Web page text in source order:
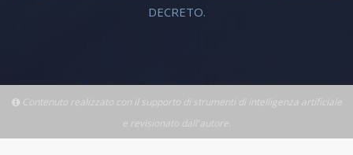
DECRETO.
Contenuto realizzato con il supporto di strumenti di intelligenza artificiale
e revisionato dall'autore.